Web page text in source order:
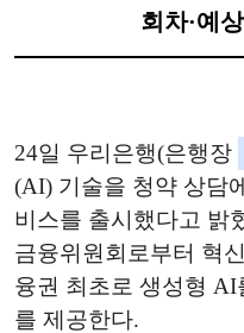
회차·예
24일 우리은행(은행장
(AI) 기술을 청약 상담
비스를 출시했다고 밝
금융위원회로부터 혁
융권 최초로 생성형
를 제공한다.